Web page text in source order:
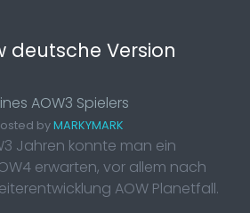
deutsche Version
AOW3 Spielers
byMARKYMARK
Jahren konnte man ein
erwarten, vor allem nach
AOW Planetfall.